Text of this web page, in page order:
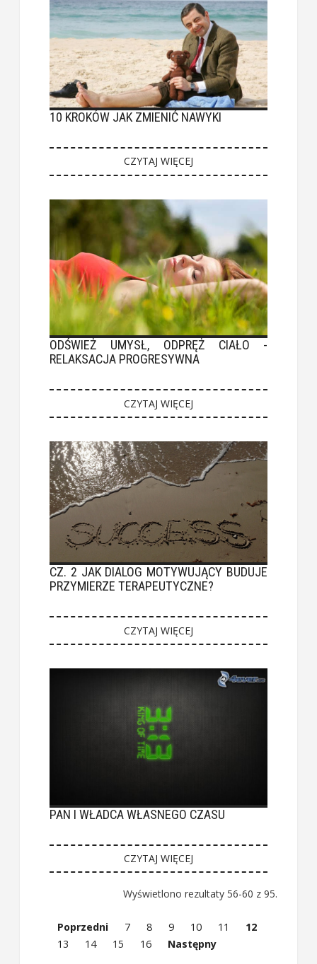
10 KROKÓW JAK ZMIENIĆ NAWYKI
CZYTAJ WIĘCEJ
ODŚWIEŻ UMYSŁ, ODPRĘŻ CIAŁO -
RELAKSACJA PROGRESYWNA
CZYTAJ WIĘCEJ
CZ. 2 JAK DIALOG MOTYWUJĄCY BUDUJE
PRZYMIERZE TERAPEUTYCZNE?
CZYTAJ WIĘCEJ
PAN I WŁADCA WŁASNEGO CZASU
CZYTAJ WIĘCEJ
Wyświetlono rezultaty 56-60 z 95.
Poprzedni 7 8 9 10 11
12
13
14 15 16 Następny